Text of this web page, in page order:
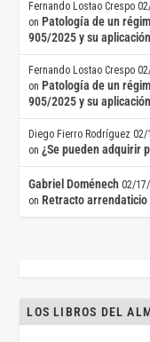
Fernando Lostao Crespo
on Patología de un
905/2025 y su
Fernando Lostao Crespo
on Patología de un
905/2025 y su
Diego Fierro Rodríguez 02/
on¿Se pueden adquirir
Gabriel Doménech 02/
on Retracto arrendaticio
LOS LIBROS DEL